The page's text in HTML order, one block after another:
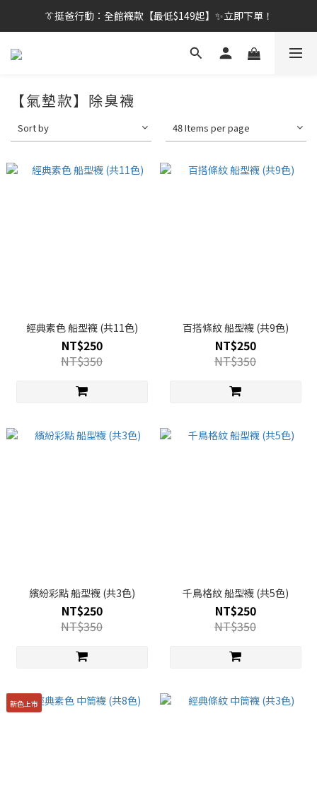
👔挺爸行動：全館襪款【最低$149起】✨立即下單！
👔挺爸行動：全館襪款【最低$149起】✨立即下單！
👔挺爸行動：全館襪款【最低$149起】✨立即下單！
【氣墊款】除臭襪
Sort by 48 Items per page
經典素色 船型襪 (共11色)
NT$250
NT$350
百搭條紋 船型襪 (共9色)
NT$250
NT$350
繽紛彩點 船型襪 (共3色)
NT$250
NT$350
千鳥格紋 船型襪 (共5色)
NT$250
NT$350
新色上市